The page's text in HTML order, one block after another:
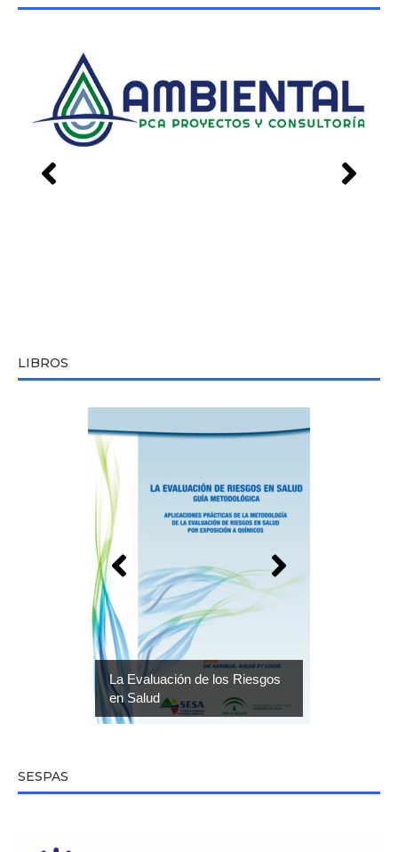
LIBROS
La Evaluación de los Riesgos
en Salud
SESPAS